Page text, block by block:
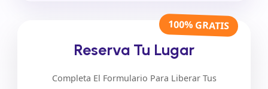
100% GRATIS
Reserva Tu Lugar
Completa El Formulario Para Liberar Tus